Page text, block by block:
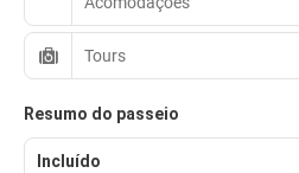
Tours
Resumo do passeio
Incluído